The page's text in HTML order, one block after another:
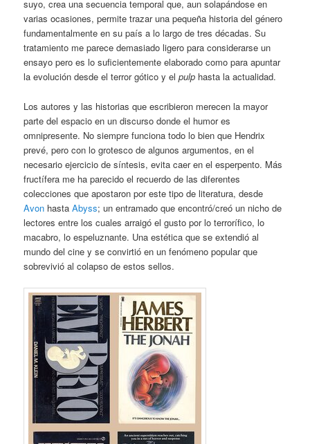
suyo, crea una secuencia temporal que, aun solapándose en
varias ocasiones, permite trazar una pequeña historia del género
fundamentalmente en su país a lo largo de tres décadas. Su
tratamiento me parece demasiado ligero para considerarse un
ensayo pero es lo suficientemente elaborado como para apuntar
la evolución desde el terror gótico y elpulp hasta la actualidad.
Los autores y las historias que escribieron merecen la mayor
parte del espacio en un discurso donde el humor es
omnipresente. No siempre funciona todo lo bien que Hendrix
prevé, pero con lo grotesco de algunos argumentos, en el
necesario ejercicio de síntesis, evita caer en el esperpento. Más
fructífera me ha parecido el recuerdo de las diferentes
colecciones que apostaron por este tipo de literatura, desde
Avon hastaAbyss; un entramado que encontró/creó un nicho de
lectores entre los cuales arraigó el gusto por lo terrorífico, lo
macabro, lo espeluznante. Una estética que se extendió al
mundo del cine y se convirtió en un fenómeno popular que
sobrevivió al colapso de estos sellos.